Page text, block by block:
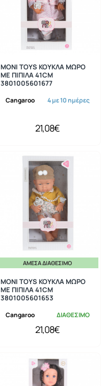
Cangaroo 4 με 10 ημέρες
MONI TOYS ΚΟΥΚΛΑ ΜΩΡΟ
ΜΕ ΠΙΠΙΛΑ 41CM
3801005601677
21,08€
ΆΜΕΣΑ ΔΙΑΘΈΣΙΜΟ
Cangaroo ΔΙΑΘΕΣΙΜΟ
MONI TOYS ΚΟΥΚΛΑ ΜΩΡΟ
ΜΕ ΠΙΠΙΛΑ 41CM
3801005601653
21,08€